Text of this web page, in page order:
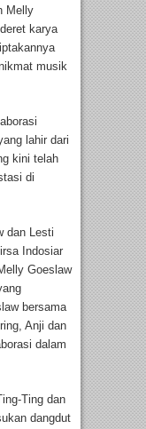
Melly
karya
musik
lahir dari
kini telah
di
dan Lesti
Indosiar
Goeslaw
bersama
Anji dan
dalam
Ting dan
dangdut